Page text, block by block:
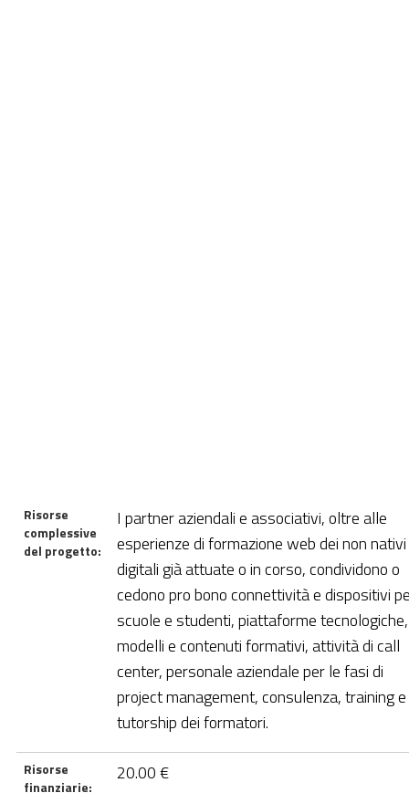
Risorse
complessive
del progetto:
I partner aziendali e associativi, oltre alle
esperienze di formazione web dei non nativi
digitali già attuate o in corso, condividono o
cedono pro bono connettività e dispositivi
scuole e studenti, piattaforme tecnologiche,
modelli e contenuti formativi, attività di call
center, personale aziendale per le fasi di
project management, consulenza, training e
tutorship dei formatori.
Risorse
finanziarie:
20.00 €